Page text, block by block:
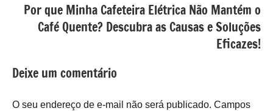
Por que Minha Cafeteira Elétrica Não Mantém o
Café Quente? Descubra as Causas e Soluções
Eficazes!
Deixe um comentário
O seu endereço de e-mail não será publicado. Campos